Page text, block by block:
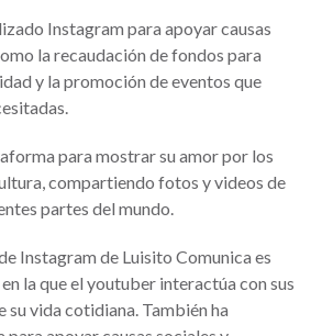
Instagram para apoyar causas
la recaudación de fondos para
y la promoción de eventos que
para mostrar su amor por los
compartiendo fotos y videos de
partes del mundo.
Instagram de Luisito Comunica es
la que el youtuber interactúa con sus
vida cotidiana. También ha